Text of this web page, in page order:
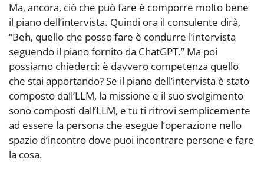
Ma, ancora, ciò che può fare è comporre molto bene
il piano dell’intervista. Quindi ora il consulente dirà,
“Beh, quello che posso fare è condurre l’intervista
seguendo il piano fornito da ChatGPT.” Ma poi
possiamo chiederci: è davvero competenza quello
che stai apportando? Se il piano dell’intervista è stato
composto dall’LLM, la missione e il suo svolgimento
sono composti dall’LLM, e tu ti ritrovi semplicemente
ad essere la persona che esegue l’operazione nello
spazio d’incontro dove puoi incontrare persone e fare
la cosa.